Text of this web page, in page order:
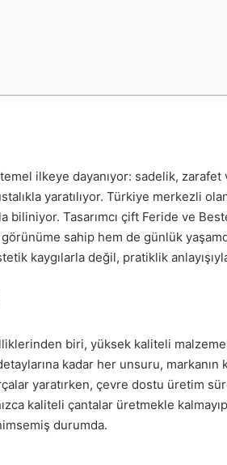
ilkeye dayanıyor: sadelik,
yaratılıyor. Türkiye merkezli
biliniyor. Tasarımcı çift Feride ve
sahip hem de günlük
kaygılarla değil, pratiklik
biri, yüksek kaliteli
kadar her unsuru, markanın
yaratırken, çevre dostu üretim
kaliteli çantalar üretmekle
durumda.